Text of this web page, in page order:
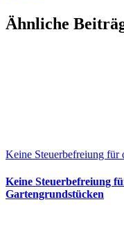
Facebook
X
LinkedIn
WhatsApp
Xing
E-
Mail
Ähnliche
Keine Steuerbefreiung für
Keine Steuerbefreiung
Gartengrundstücken